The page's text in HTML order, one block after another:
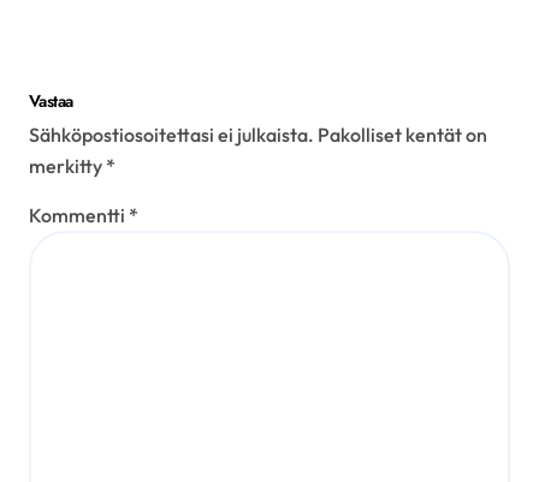
Vastaa
Sähköpostiosoitettasi ei julkaista. Pakolliset kentät on
merkitty *
Kommentti *